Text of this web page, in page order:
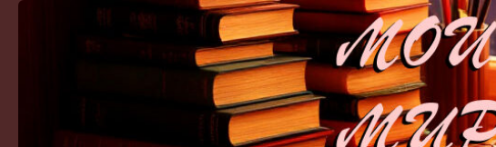
Перейти к содержимому